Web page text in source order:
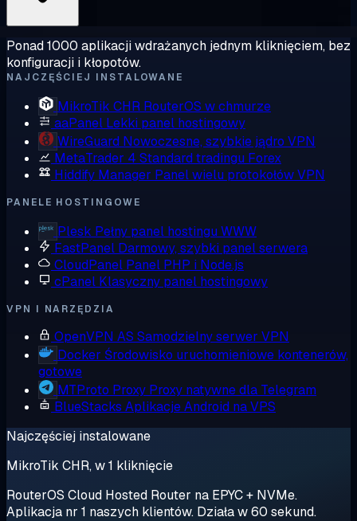
Ponad 1000 aplikacji wdrażanych jednym kliknięciem, bez
konfiguracji i kłopotów.
NAJCZĘŚCIEJ INSTALOWANE
MikroTik CHR RouterOS w chmurze
aaPanel Lekki panel hostingowy
WireGuard Nowoczesne, szybkie jądro VPN
MetaTrader 4 Standard tradingu Forex
Hiddify Manager Panel wielu protokołów VPN
PANELE HOSTINGOWE
Plesk Pełny panel hostingu WWW
FastPanel Darmowy, szybki panel serwera
CloudPanel Panel PHP i Node.js
cPanel Klasyczny panel hostingowy
VPN I NARZĘDZIA
OpenVPN AS Samodzielny serwer VPN
Docker Środowisko uruchomieniowe kontenerów,
gotowe
MTProto Proxy Proxy natywne dla Telegram
BlueStacks Aplikacje Android na VPS
Najczęściej instalowane
MikroTik CHR, w 1 kliknięcie
RouterOS Cloud Hosted Router na EPYC + NVMe.
Aplikacja nr 1 naszych klientów. Działa w 60 sekund.